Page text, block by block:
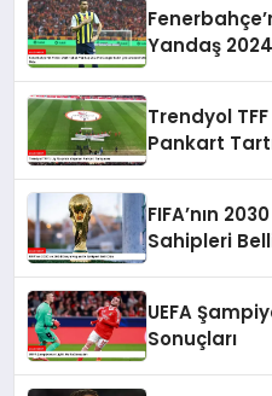
Yandaş
Trendyol
Pankart
FIFA’nın
Sahipleri
UEFA
Sonuçları